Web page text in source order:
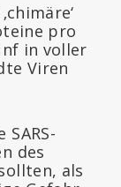
pro
in voller
Viren
des
als